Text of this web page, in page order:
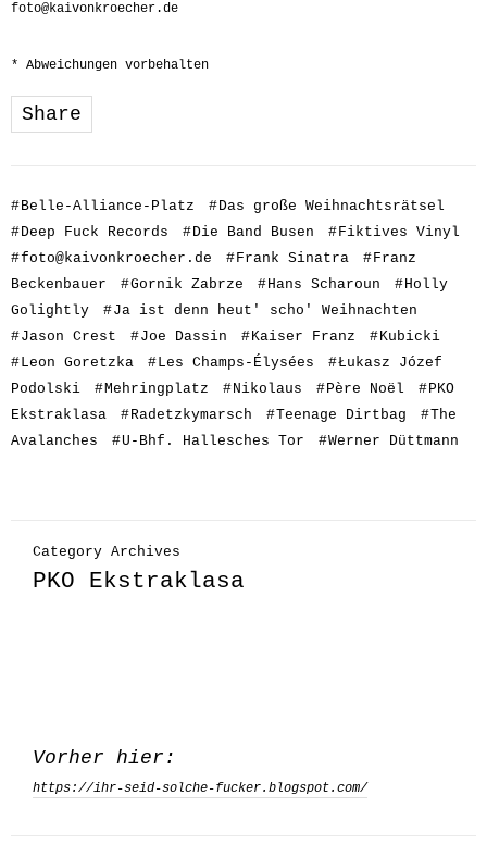
foto@kaivonkroecher.de
* Abweichungen vorbehalten
Share
#Belle-Alliance-Platz #Das große Weihnachtsrätsel
#Deep Fuck Records #Die Band Busen #Fiktives Vinyl
#foto@kaivonkroecher.de #Frank Sinatra #Franz
Beckenbauer
#Gornik Zabrze #Hans Scharoun #Holly
Golightly
#Ja ist denn heut' scho' Weihnachten
#Jason Crest #Joe Dassin #Kaiser Franz #Kubicki
#Leon Goretzka #Les Champs-Élysées #Łukasz Józef
Podolski
#Mehringplatz #Nikolaus #Père Noël #PKO
Ekstraklasa
#Radetzkymarsch #Teenage Dirtbag #The
Avalanches
#U-Bhf. Hallesches Tor #Werner Düttmann
Category Archives
PKO Ekstraklasa
Vorher hier:
https://ihr-seid-solche-fucker.blogspot.com/